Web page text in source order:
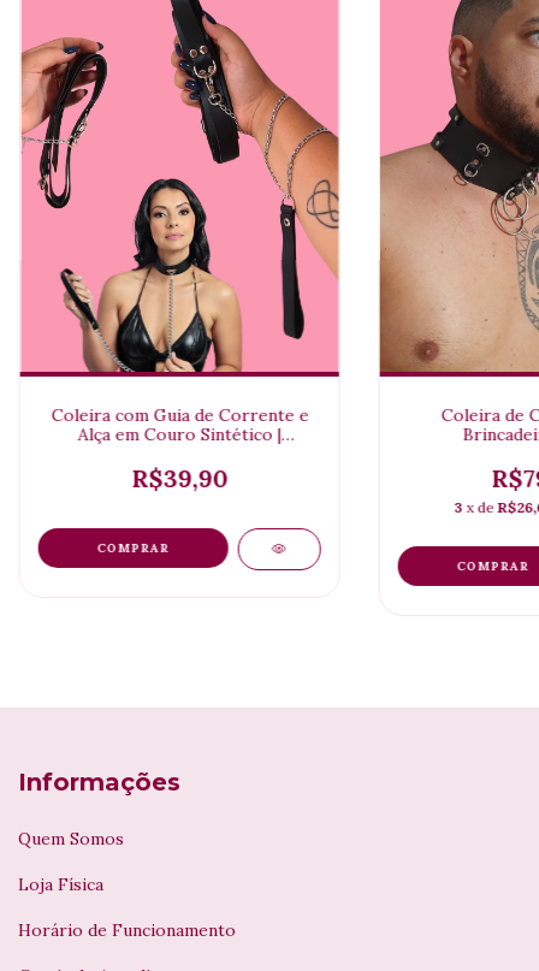
Coleira com Guia de Corrente e
Alça em Couro Sintético |
R$39,90
Coleira de
3 x de
Informações
Quem Somos
Loja Física
Horário de Funcionamento